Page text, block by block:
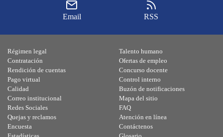
Email RSS
Régimen legal
Contratación
Rendición de cuentas
Pago virtual
Calidad
Talento humano
Ofertas de empleo
Concurso docente
Control interno
Buzón de notificaciones
Correo institucional
Redes Sociales
Quejas y reclamos
Encuesta
Mapa del sitio
FAQ
Atención en línea
Contáctenos